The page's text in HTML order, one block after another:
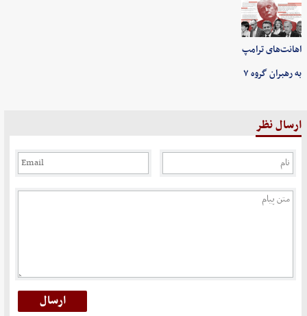
اهانت‌های ترامپ
به رهبران گروه ۷
ارسال نظر